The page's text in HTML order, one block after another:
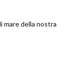
mare della nostra